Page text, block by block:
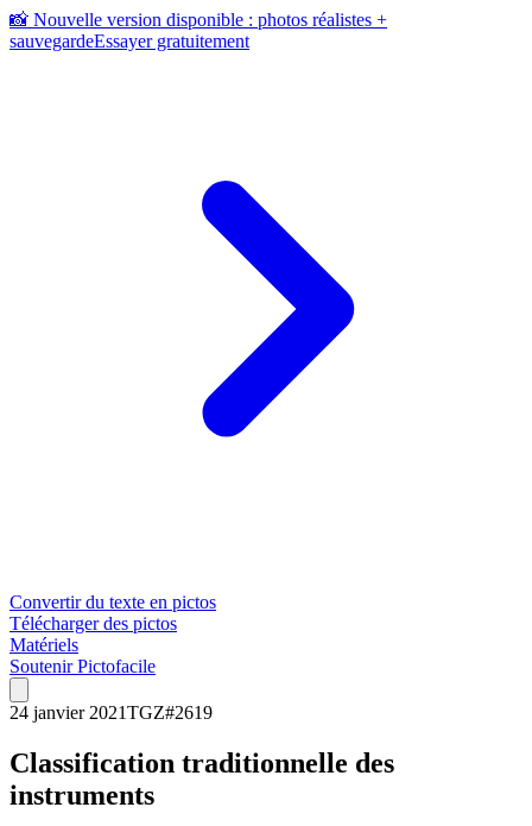
📸 Nouvelle version disponible : photos réalistes +
sauvegardeEssayer gratuitement
Convertir du texte en pictos
Télécharger des pictos
Matériels
Soutenir Pictofacile
24 janvier 2021TGZ#2619
Classification traditionnelle des
instruments